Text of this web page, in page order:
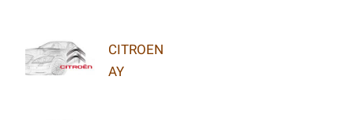
CITROEN
AY